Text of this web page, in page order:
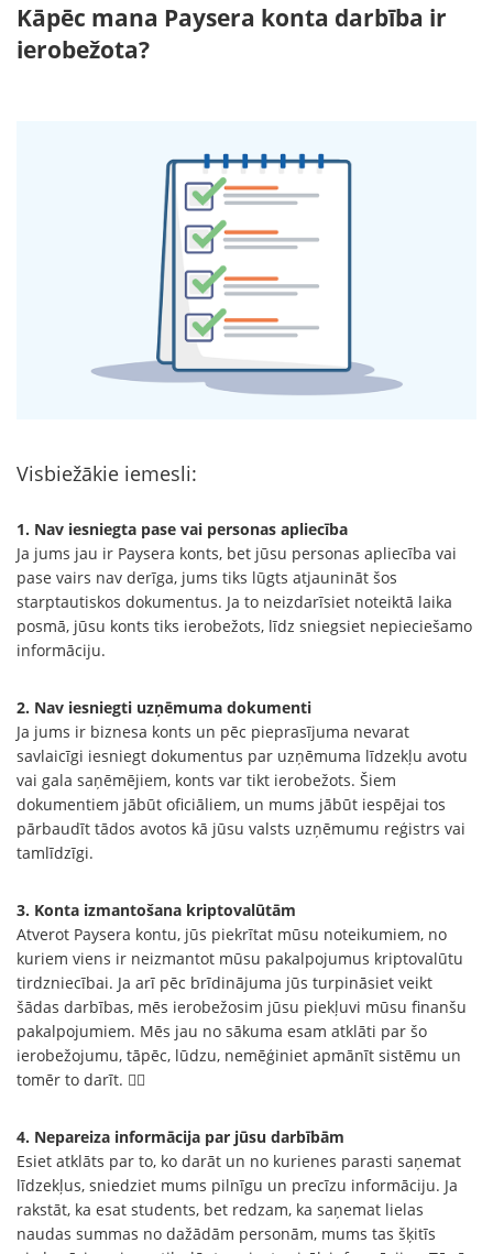
Kāpēc mana Paysera konta darbība ir
ierobežota?
Visbiežākie iemesli:
1. Nav iesniegta pase vai personas apliecība
Ja jums jau ir Paysera konts, bet jūsu personas apliecība vai
pase vairs nav derīga, jums tiks lūgts atjaunināt šos
starptautiskos dokumentus. Ja to neizdarīsiet noteiktā laika
posmā, jūsu konts tiks ierobežots, līdz sniegsiet nepieciešamo
informāciju.
2. Nav iesniegti uzņēmuma dokumenti
Ja jums ir biznesa konts un pēc pieprasījuma nevarat
savlaicīgi iesniegt dokumentus par uzņēmuma līdzekļu avotu
vai gala saņēmējiem, konts var tikt ierobežots. Šiem
dokumentiem jābūt oficiāliem, un mums jābūt iespējai tos
pārbaudīt tādos avotos kā jūsu valsts uzņēmumu reģistrs vai
tamlīdzīgi.
3. Konta izmantošana kriptovalūtām
Atverot Paysera kontu, jūs piekrītat mūsu noteikumiem, no
kuriem viens ir neizmantot mūsu pakalpojumus kriptovalūtu
tirdzniecībai. Ja arī pēc brīdinājuma jūs turpināsiet veikt
šādas darbības, mēs ierobežosim jūsu piekļuvi mūsu finanšu
pakalpojumiem. Mēs jau no sākuma esam atklāti par šo
ierobežojumu, tāpēc, lūdzu, nemēģiniet apmānīt sistēmu un
tomēr to darīt. 🕵️‍♀️
4. Nepareiza informācija par jūsu darbībām
Esiet atklāts par to, ko darāt un no kurienes parasti saņemat
līdzekļus, sniedziet mums pilnīgu un precīzu informāciju. Ja
rakstāt, ka esat students, bet redzam, ka saņemat lielas
naudas summas no dažādām personām, mums tas šķitīs